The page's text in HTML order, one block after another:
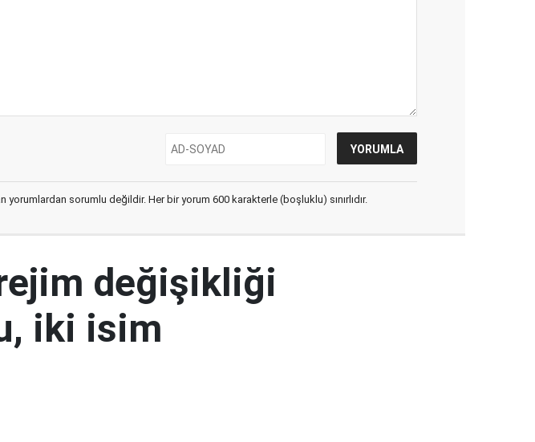
sorumlu değildir. Her bir yorum 600 karakterle (boşluklu) sınırlıdır.
değişikliği
iki isim